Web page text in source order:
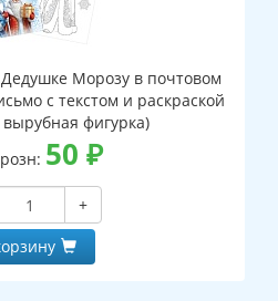
Морозу в почтовом
с текстом и раскраской
фигурка)
50 ₽
+